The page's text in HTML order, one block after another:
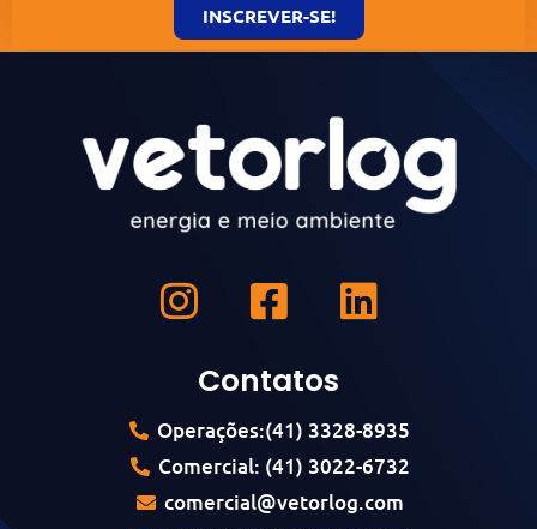
INSCREVER-SE!
Contatos
Operações:(41) 3328-8935
Comercial: (41) 3022-6732
comercial@vetorlog.com